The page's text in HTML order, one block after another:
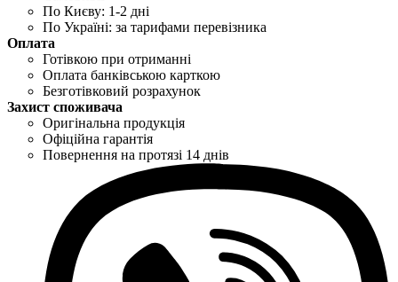
По Києву: 1-2 дні
По Україні: за тарифами перевізника
Оплата
Готівкою при отриманні
Оплата банківською карткою
Безготівковий розрахунок
Захист споживача
Оригінальна продукція
Офіційна гарантія
Повернення на протязі 14 днів